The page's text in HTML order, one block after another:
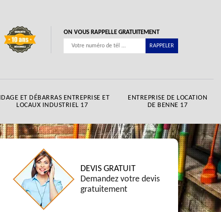
ON VOUS RAPPELLE GRATUITEMENT
ET DÉBARRAS ENTREPRISE ET
LOCAUX INDUSTRIEL 17
ENTREPRISE DE LOCATION
DE BENNE 17
DEVIS GRATUIT
Demandez votre devis
gratuitement